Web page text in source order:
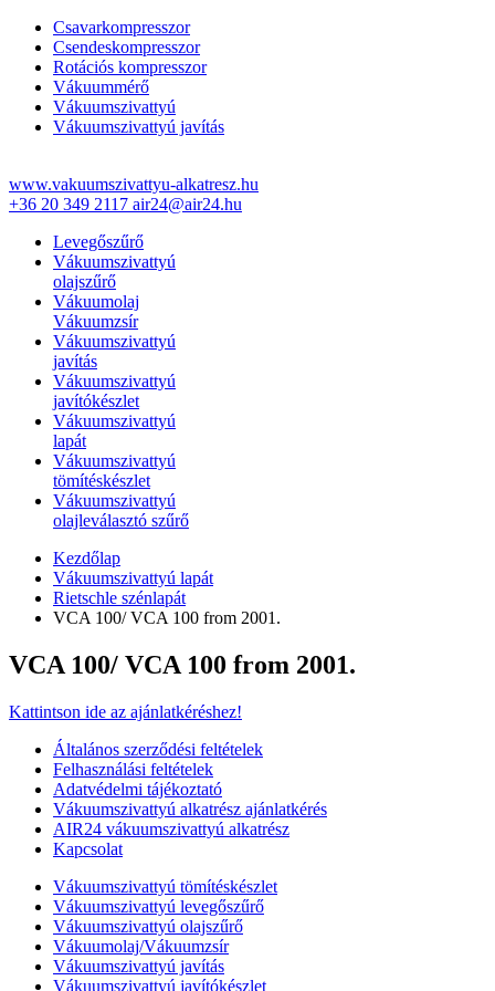
Csavarkompresszor
Csendeskompresszor
Rotációs kompresszor
Vákuummérő
Vákuumszivattyú
Vákuumszivattyú javítás
www.vakuumszivattyu-alkatresz.hu
+36 20 349 2117 air24@air24.hu
Levegőszűrő
Vákuumszivattyú
olajszűrő
Vákuumolaj
Vákuumzsír
Vákuumszivattyú
javítás
Vákuumszivattyú
javítókészlet
Vákuumszivattyú
lapát
Vákuumszivattyú
tömítéskészlet
Vákuumszivattyú
olajleválasztó szűrő
Kezdőlap
Vákuumszivattyú lapát
Rietschle szénlapát
VCA 100/ VCA 100 from 2001.
VCA 100/ VCA 100 from 2001.
Kattintson ide az ajánlatkéréshez!
Általános szerződési feltételek
Felhasználási feltételek
Adatvédelmi tájékoztató
Vákuumszivattyú alkatrész ajánlatkérés
AIR24 vákuumszivattyú alkatrész
Kapcsolat
Vákuumszivattyú tömítéskészlet
Vákuumszivattyú levegőszűrő
Vákuumszivattyú olajszűrő
Vákuumolaj/Vákuumzsír
Vákuumszivattyú javítás
Vákuumszivattyú javítókészlet